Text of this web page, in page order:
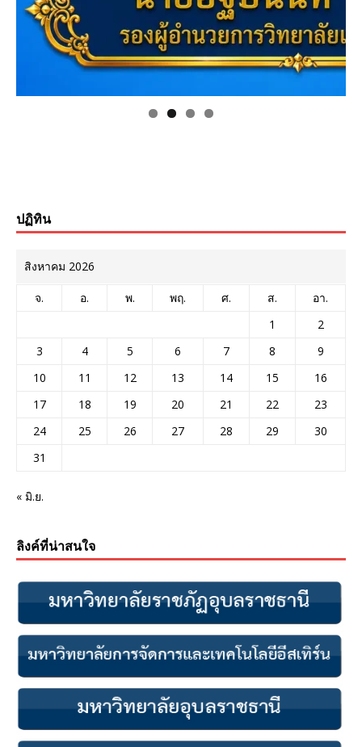
ปฏิทิน
สิงหาคม 2026
จ. อ. พ. พฤ. ศ. ส.
อา.
1
2
3
4 5 6 7 8
9
10
11 12 13 14 15
16
17
18 19 20 21 22
23
24
25 26 27 28 29
30
31
« มิ.ย.
ลิงค์ที่น่าสนใจ